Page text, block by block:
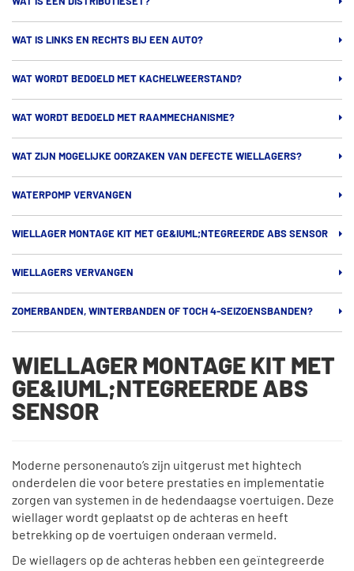
WAT IS LINKS EN RECHTS BIJ EEN AUTO?
WAT WORDT BEDOELD MET KACHELWEERSTAND?
WAT WORDT BEDOELD MET RAAMMECHANISME?
WAT ZIJN MOGELIJKE OORZAKEN VAN DEFECTE WIELLAGERS?
WATERPOMP VERVANGEN
WIELLAGER MONTAGE KIT MET GE&IUML;NTEGREERDE ABS SENSOR
WIELLAGERS VERVANGEN
ZOMERBANDEN, WINTERBANDEN OF TOCH 4-SEIZOENSBANDEN?
WIELLAGER MONTAGE KIT MET
GE&IUML;NTEGREERDE ABS
SENSOR
Moderne personenauto’s zijn uitgerust met hightech
onderdelen die voor betere prestaties en implementatie
zorgen van systemen in de hedendaagse voertuigen. Deze
wiellager wordt geplaatst op de achteras en heeft
betrekking op de voertuigen onderaan vermeld.
De wiellagers op de achteras hebben een geïntegreerde